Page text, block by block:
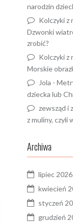
narodzin
Kolczyki z
Dzwonki
zrobić?
Kolczyki z
Morskie
Jola -
dziecka lub
zewsząd i
z muliny, czyli
Archiwa
lipiec 2026
kwiecień
styczeń
grudzień